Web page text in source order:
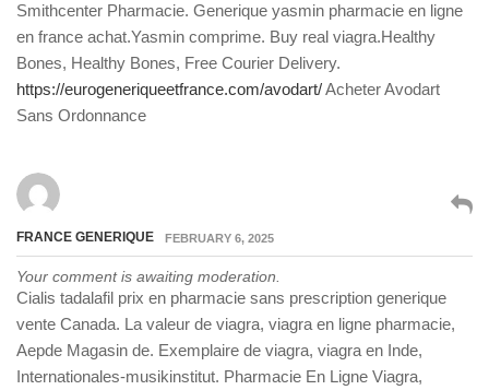
Smithcenter Pharmacie. Generique yasmin pharmacie en ligne
en france achat.Yasmin comprime. Buy real viagra.Healthy
Bones, Healthy Bones, Free Courier Delivery.
https://eurogeneriqueetfrance.com/avodart/Acheter Avodart
Sans Ordonnance
FRANCE GENERIQUE FEBRUARY 6, 2025
Your comment is awaiting moderation.
Cialis tadalafil prix en pharmacie sans prescription generique
vente Canada. La valeur de viagra, viagra en ligne pharmacie,
Aepde Magasin de. Exemplaire de viagra, viagra en Inde,
Internationales-musikinstitut. Pharmacie En Ligne Viagra,